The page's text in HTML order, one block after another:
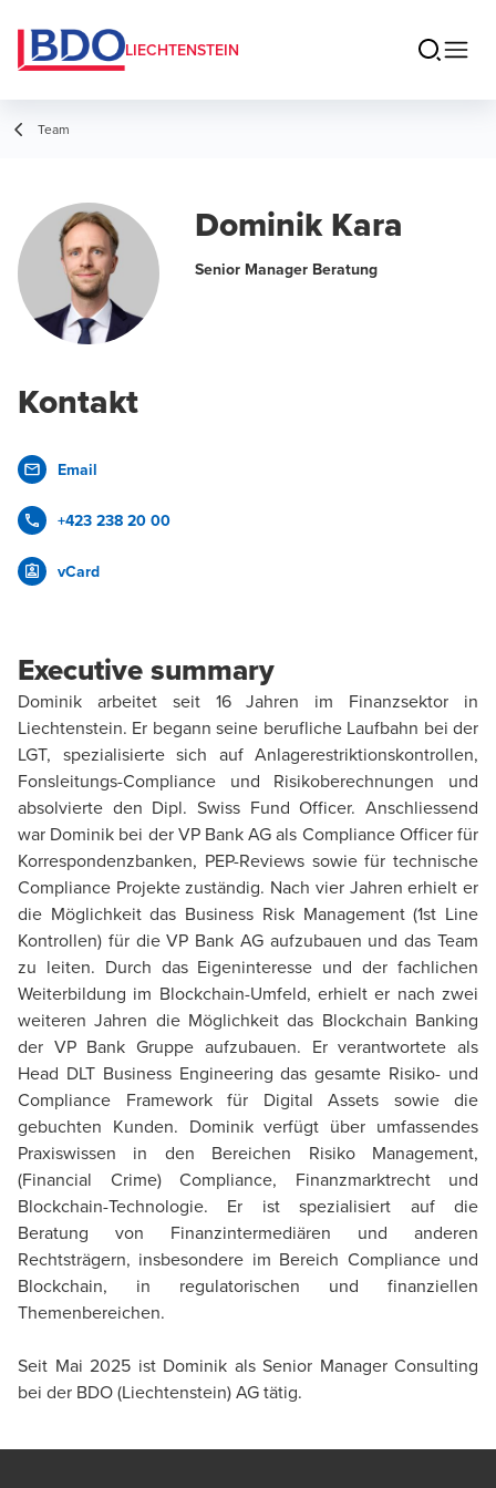
LIECHTENSTEIN
Team
Dominik Kara
Senior Manager Beratung
Kontakt
Email
+423 238 20 00
vCard
Executive summary
Dominik arbeitet seit 16 Jahren im Finanzsektor in
Liechtenstein. Er begann seine berufliche Laufbahn bei der
LGT, spezialisierte sich auf Anlagerestriktionskontrollen,
Fonsleitungs-Compliance und Risikoberechnungen und
absolvierte den Dipl. Swiss Fund Officer. Anschliessend
war Dominik bei der VP Bank AG als Compliance Officer für
Korrespondenzbanken, PEP-Reviews sowie für technische
Compliance Projekte zuständig. Nach vier Jahren erhielt er
die Möglichkeit das Business Risk Management (1st Line
Kontrollen) für die VP Bank AG aufzubauen und das Team
zu leiten. Durch das Eigeninteresse und der fachlichen
Weiterbildung im Blockchain-Umfeld, erhielt er nach zwei
weiteren Jahren die Möglichkeit das Blockchain Banking
der VP Bank Gruppe aufzubauen. Er verantwortete als
Head DLT Business Engineering das gesamte Risiko- und
Compliance Framework für Digital Assets sowie die
gebuchten Kunden. Dominik verfügt über umfassendes
Praxiswissen in den Bereichen Risiko Management,
(Financial Crime) Compliance, Finanzmarktrecht und
Blockchain-Technologie. Er ist spezialisiert auf die
Beratung von Finanzintermediären und anderen
Rechtsträgern, insbesondere im Bereich Compliance und
Blockchain, in regulatorischen und finanziellen
Themenbereichen.
Seit Mai 2025 ist Dominik als Senior Manager Consulting
bei der BDO (Liechtenstein) AG tätig.